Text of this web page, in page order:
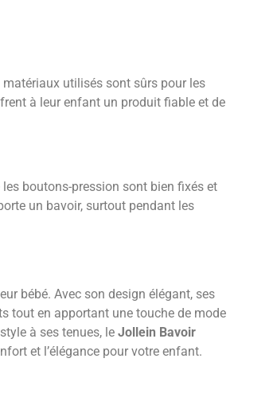
utilisés sont sûrs pour les
à leur enfant un produit fiable et de
boutons-pression sont bien fixés et
un bavoir, surtout pendant les
bébé. Avec son design élégant, ses
tout en apportant une touche de mode
à ses tenues, le Jollein Bavoir
et l’élégance pour votre enfant.